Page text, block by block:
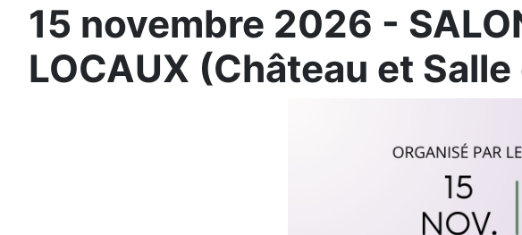
15 novembre 2026 -
LOCAUX (Château et